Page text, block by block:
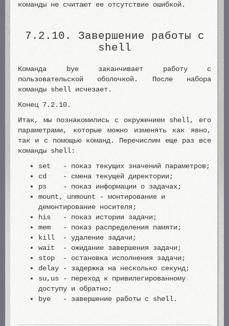
команды не считают ее отсутствие ошибкой.
7.2.10. Завершение работы с
shell
Команда bye заканчивает работу с
пользовательской оболочкой. После набора
команды shell исчезает.
Конец 7.2.10.
Итак, мы познакомились с окружением shell, его
параметрами, которые можно изменять как явно,
так и с помощью команд. Перечислим еще раз все
команды shell:
set - показ текущих значений параметров;
cd - смена текущей директории;
ps - показ информации о задачах;
mount, unmount - монтирование и
демонтирование носителя;
his - показ истории задачи;
mem - показ распределения памяти;
kill - удаление задачи;
wait - ожидание завершения задачи;
stop - остановка исполнения задачи;
delay - задержка на несколько секунд;
su,us - переход к привилегированному
доступу и обратно;
bye - завершение работы с shell.